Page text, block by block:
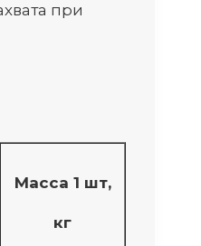
при
Масса 1 шт,
кг